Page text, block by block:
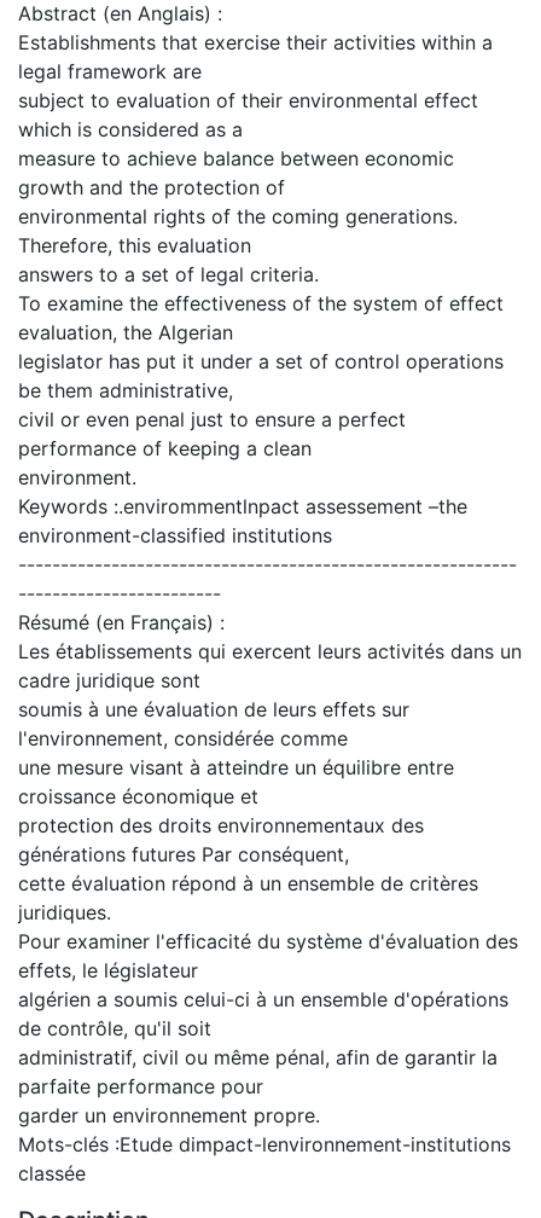
Abstract (en Anglais) :
Establishments that exercise their activities within a
legal framework are
subject to evaluation of their environmental effect
which is considered as a
measure to achieve balance between economic
growth and the protection of
environmental rights of the coming generations.
Therefore, this evaluation
answers to a set of legal criteria.
To examine the effectiveness of the system of effect
evaluation, the Algerian
legislator has put it under a set of control operations
be them administrative,
civil or even penal just to ensure a perfect
performance of keeping a clean
environment.
Keywords :.envirommentlnpact assessement –the
environment-classified institutions
-----------------------------------------------------------
------------------------
Résumé (en Français) :
Les établissements qui exercent leurs activités dans un
cadre juridique sont
soumis à une évaluation de leurs effets sur
l'environnement, considérée comme
une mesure visant à atteindre un équilibre entre
croissance économique et
protection des droits environnementaux des
générations futures Par conséquent,
cette évaluation répond à un ensemble de critères
juridiques.
Pour examiner l'efficacité du système d'évaluation des
effets, le législateur
algérien a soumis celui-ci à un ensemble d'opérations
de contrôle, qu'il soit
administratif, civil ou même pénal, afin de garantir la
parfaite performance pour
garder un environnement propre.
Mots-clés :Etude dimpact-lenvironnement-institutions
classée